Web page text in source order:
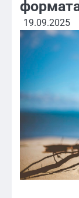
19.09.2025